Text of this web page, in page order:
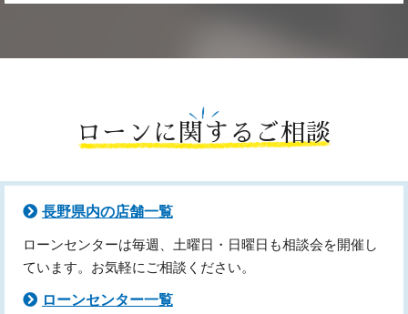
ローンに関するご相談
長野県内の店舗一覧
ローンセンターは毎週、土曜日・日曜日も相談会を開催し
ています。お気軽にご相談ください。
ローンセンター一覧